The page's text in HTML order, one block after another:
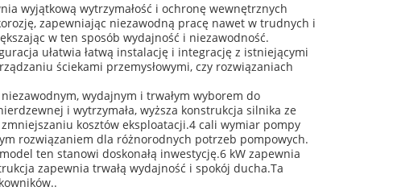
wyjątkową wytrzymałość i ochronę wewnętrznych
zapewniając niezawodną pracę nawet w trudnych i
w ten sposób wydajność i niezawodność.
ułatwia łatwą instalację i integrację z istniejącymi
ściekami przemysłowymi, czy rozwiązaniach
wydajnym i trwałym wyborem do
i wytrzymała, wyższa konstrukcja silnika ze
kosztów eksploatacji.4 cali wymiar pompy
rozwiązaniem dla różnorodnych potrzeb pompowych.
ten stanowi doskonałą inwestycję.6 kW zapewnia
zapewnia trwałą wydajność i spokój ducha.Ta